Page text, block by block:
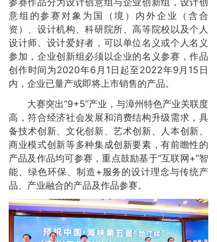
意组的参赛对象为国（境）内外企业（含合
资）、设计机构、科研院所、高等院校以及个人
设计师、设计爱好者，可以单位名义或个人名义
参加，企业创新组必须以企业的名义参赛，作品
创作时间为2020年6月1日起至2022年9月15日
内，企业已量产或即将上市销售的产品。
大赛突出“9+5”产业，与漳州特色产业关联度
高，符合经济社会发展和消费结构升级需求，具
备技术创新、文化创新、艺术创新、人本创新、
商业模式创新等多种集成创新要素，有前瞻性的
产品及作品均可参赛，重点鼓励基于“互联网+”智
能、绿色环保、制造+服务的设计理念与传统产
品、产业融合的产品及作品参赛。